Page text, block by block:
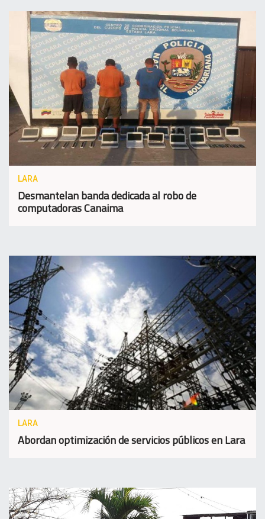
LARA
Desmantelan banda dedicada al robo de
computadoras Canaima
LARA
Abordan optimización de servicios públicos en Lara